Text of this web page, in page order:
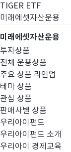
TIGER ETF
미래에셋자산운용
미래에셋자산운용
투자상품
전체 운용상품
주요 상품 라인업
테마 상품
관심 상품
판매사별 상품
우리아이펀드
우리아이펀드 소개
우리아이 경제교육